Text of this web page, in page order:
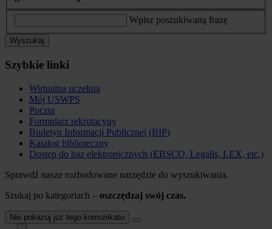
Wpisz poszukiwaną frazę
Wyszukaj
Szybkie linki
Wirtualna uczelnia
Mój USWPS
Poczta
Formularz rekrutacyny
Biuletyn Informacji Publicznej (BIP)
Katalog biblioteczny
Dostęp do baz elektronicznych (EBSCO, Legalis, LEX, etc.)
Sprawdź nasze rozbudowane narzędzie do wyszukiwania.
Szukaj po kategoriach – oszczędzaj swój czas.
Nie pokazuj już tego komunikatu